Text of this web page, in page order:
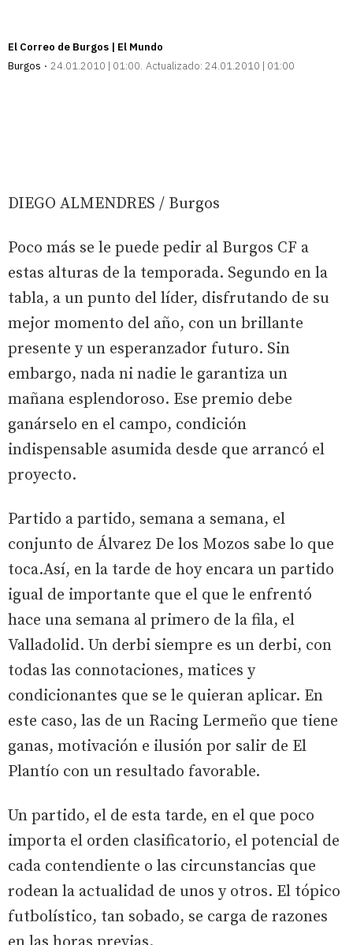
El Correo de Burgos | El Mundo
Burgos
24.01.2010 | 01:00 Actualizado: 24.01.2010 | 01:00
DIEGO ALMENDRES / Burgos
Poco más se le puede pedir al Burgos CF a
estas alturas de la temporada. Segundo en la
tabla, a un punto del líder, disfrutando de su
mejor momento del año, con un brillante
presente y un esperanzador futuro. Sin
embargo, nada ni nadie le garantiza un
mañana esplendoroso. Ese premio debe
ganárselo en el campo, condición
indispensable asumida desde que arrancó el
proyecto.
Partido a partido, semana a semana, el
conjunto de Álvarez De los Mozos sabe lo que
toca.Así, en la tarde de hoy encara un partido
igual de importante que el que le enfrentó
hace una semana al primero de la fila, el
Valladolid. Un derbi siempre es un derbi, con
todas las connotaciones, matices y
condicionantes que se le quieran aplicar. En
este caso, las de un Racing Lermeño que tiene
ganas, motivación e ilusión por salir de El
Plantío con un resultado favorable.
Un partido, el de esta tarde, en el que poco
importa el orden clasificatorio, el potencial de
cada contendiente o las circunstancias que
rodean la actualidad de unos y otros. El tópico
futbolístico, tan sobado, se carga de razones